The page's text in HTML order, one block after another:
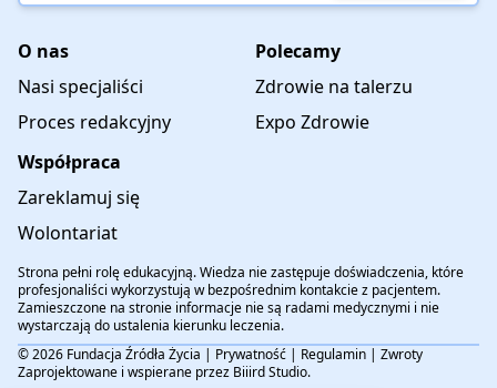
O nas
Nasi specjaliści
Proces redakcyjny
Polecamy
Zdrowie na talerzu
Expo Zdrowie
Współpraca
Zareklamuj się
Wolontariat
Strona pełni rolę edukacyjną. Wiedza nie zastępuje doświadczenia, które
profesjonaliści wykorzystują w bezpośrednim kontakcie z pacjentem.
Zamieszczone na stronie informacje nie są radami medycznymi i nie
wystarczają do ustalenia kierunku leczenia.
© 2026 Fundacja Źródła Życia | Prywatność | Regulamin | Zwroty
Zaprojektowane i wspierane przez Biiird Studio.